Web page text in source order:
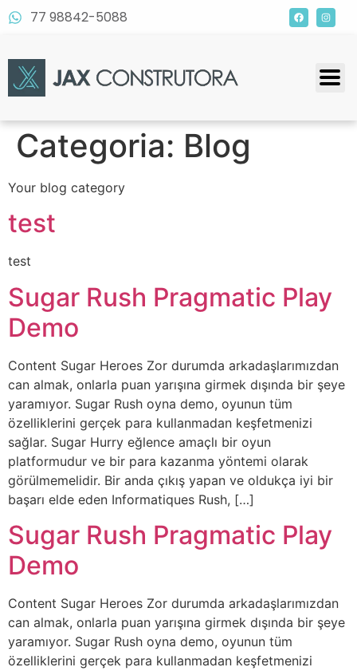
77 98842-5088
Categoria: Blog
Your blog category
test
test
Sugar Rush Pragmatic Play
Demo
Content Sugar Heroes Zor durumda arkadaşlarımızdan
can almak, onlarla puan yarışına girmek dışında bir şeye
yaramıyor. Sugar Rush oyna demo, oyunun tüm
özelliklerini gerçek para kullanmadan keşfetmenizi
sağlar. Sugar Hurry eğlence amaçlı bir oyun
platformudur ve bir para kazanma yöntemi olarak
görülmemelidir. Bir anda çıkış yapan ve oldukça iyi bir
başarı elde eden Informatiques Rush, […]
Sugar Rush Pragmatic Play
Demo
Content Sugar Heroes Zor durumda arkadaşlarımızdan
can almak, onlarla puan yarışına girmek dışında bir şeye
yaramıyor. Sugar Rush oyna demo, oyunun tüm
özelliklerini gerçek para kullanmadan keşfetmenizi